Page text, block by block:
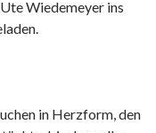
Wiedemeyer ins
in Herzform, den